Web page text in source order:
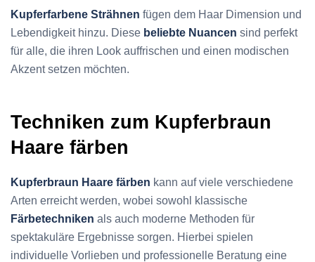
Kupferfarbene Strähnen fügen dem Haar Dimension und
Lebendigkeit hinzu. Diese beliebte Nuancen sind perfekt
für alle, die ihren Look auffrischen und einen modischen
Akzent setzen möchten.
Techniken zum Kupferbraun
Haare färben
Kupferbraun Haare färben kann auf viele verschiedene
Arten erreicht werden, wobei sowohl klassische
Färbetechniken als auch moderne Methoden für
spektakuläre Ergebnisse sorgen. Hierbei spielen
individuelle Vorlieben und professionelle Beratung eine